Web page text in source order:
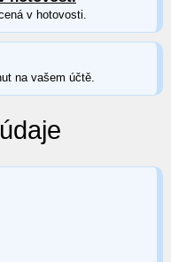
v hotovosti.
na vašem účtě.